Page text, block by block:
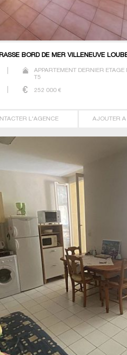
BORD DE MER VILLENEUVE
APPARTEMENT DERNIER ETAGE
T5
252 000€
L'AGENCE AJOUTER A